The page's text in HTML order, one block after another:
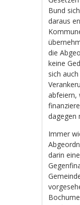
Bund
daraus
die
keine
sich
abfeiern,
dagegen
Immer
darin